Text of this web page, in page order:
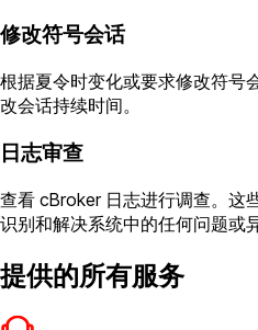
修改符号会话
根据夏令时变化或要求修改符号
改会话持续时间。
日志审查
查看 cBroker 日志进行调查。这
识别和解决系统中的任何问题或异
提供的所有服务